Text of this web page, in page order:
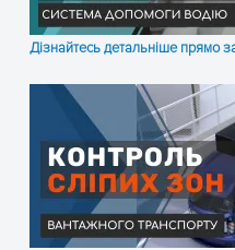
Дізнайтесь детальніше прямо